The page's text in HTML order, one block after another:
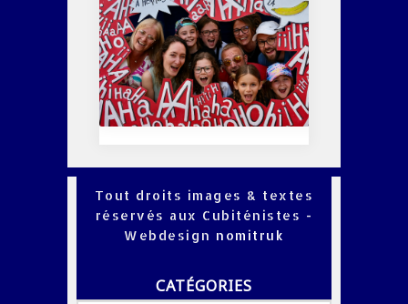
Tout droits images & textes
réservés aux Cubiténistes -
Webdesign nomitruk
CATÉGORIES